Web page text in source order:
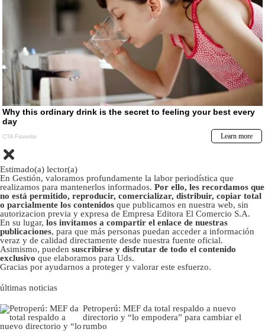
Estimado(a) lector(a)
En Gestión, valoramos profundamente la labor periodística que
realizamos para mantenerlos informados. Por ello, les recordamos que
no está permitido, reproducir, comercializar, distribuir, copiar total
o parcialmente los contenidos que publicamos en nuestra web, sin
autorizacion previa y expresa de Empresa Editora El Comercio S.A.
En su lugar, los invitamos a compartir el enlace de nuestras
publicaciones, para que más personas puedan acceder a información
veraz y de calidad directamente desde nuestra fuente oficial.
Asimismo, pueden suscribirse y disfrutar de todo el contenido
exclusivo que elaboramos para Uds.
Gracias por ayudarnos a proteger y valorar este esfuerzo.
últimas noticias
Petroperú: MEF da total respaldo a nuevo
directorio y “lo empodera” para cambiar el
rumbo